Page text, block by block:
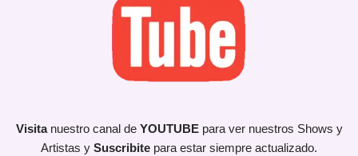
Visita nuestro canal de YOUTUBEpara ver nuestros Shows y
Artistas y Suscribite para estar siempre actualizado.